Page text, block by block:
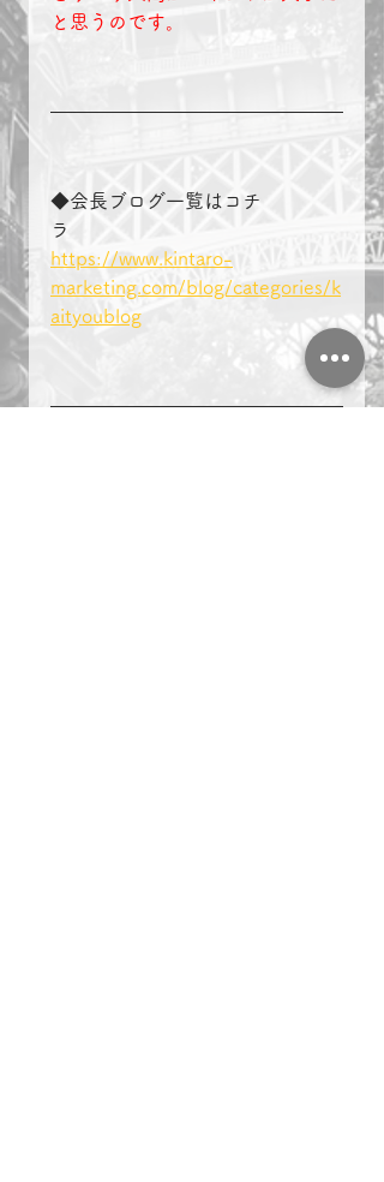
と思うのです。
◆会長ブログ一覧はコチ
ラ
https://www.kintaro-
marketing.com/blog/categories/k
aityoublog